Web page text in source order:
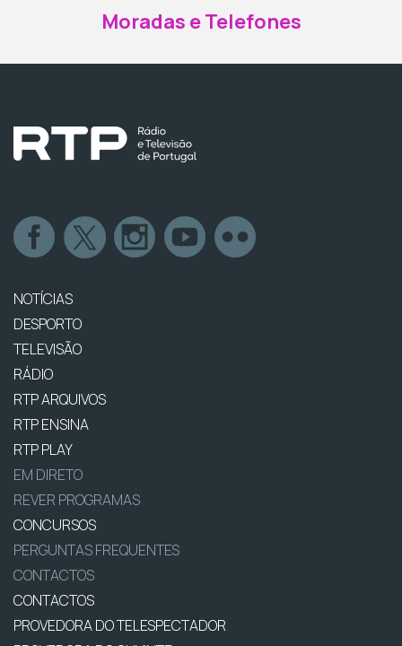
Moradas e Telefones
NOTÍCIAS
DESPORTO
TELEVISÃO
RÁDIO
RTP ARQUIVOS
RTP ENSINA
RTP PLAY
EM DIRETO
REVER PROGRAMAS
CONCURSOS
PERGUNTAS FREQUENTES
CONTACTOS
CONTACTOS
PROVEDORA DO TELESPECTADOR